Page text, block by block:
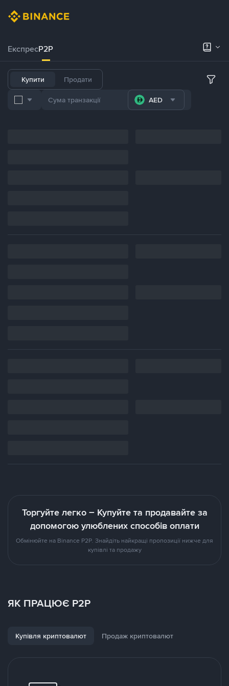
ЕкспресP2P
Купити Продати
AED
Торгуйте легко – Купуйте та продавайте за
допомогою улюблених способів оплати
Обмінюйте на Binance P2P. Знайдіть найкращі пропозиції нижче для
купівлі та продажу
ЯК ПРАЦЮЄ P2P
Купівля криптовалют Продаж криптовалют